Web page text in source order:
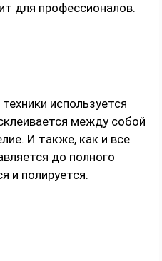
для профессионалов.
используется
между собой
И также, как и все
до полного
и полируется.